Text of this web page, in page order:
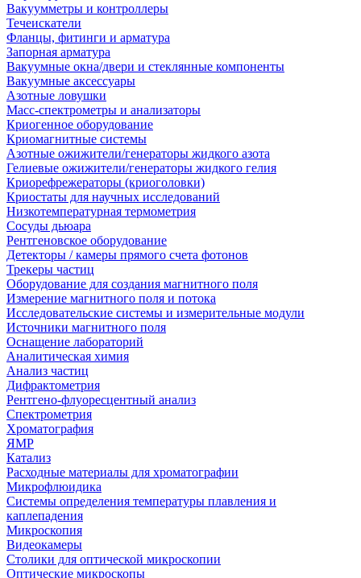
Вакуумметры и контроллеры
Течеискатели
Фланцы, фитинги и арматура
Запорная арматура
Вакуумные окна/двери и стеклянные компоненты
Вакуумные аксессуары
Азотные ловушки
Масс-спектрометры и анализаторы
Криогенное оборудование
Криомагнитные системы
Азотные ожижители/генераторы жидкого азота
Гелиевые ожижители/генераторы жидкого гелия
Криорефрежераторы (криоголовки)
Криостаты для научных исследований
Низкотемпературная термометрия
Сосуды дьюара
Рентгеновское оборудование
Детекторы / камеры прямого счета фотонов
Трекеры частиц
Оборудование для создания магнитного поля
Измерение магнитного поля и потока
Исследовательские системы и измерительные модули
Источники магнитного поля
Оснащение лабораторий
Аналитическая химия
Анализ частиц
Дифрактометрия
Рентгено-флуоресцентный анализ
Спектрометрия
Хроматография
ЯМР
Катализ
Расходные материалы для хроматографии
Микрофлюидика
Системы определения температуры плавления и
каплепадения
Микроскопия
Видеокамеры
Столики для оптической микроскопии
Оптические микроскопы